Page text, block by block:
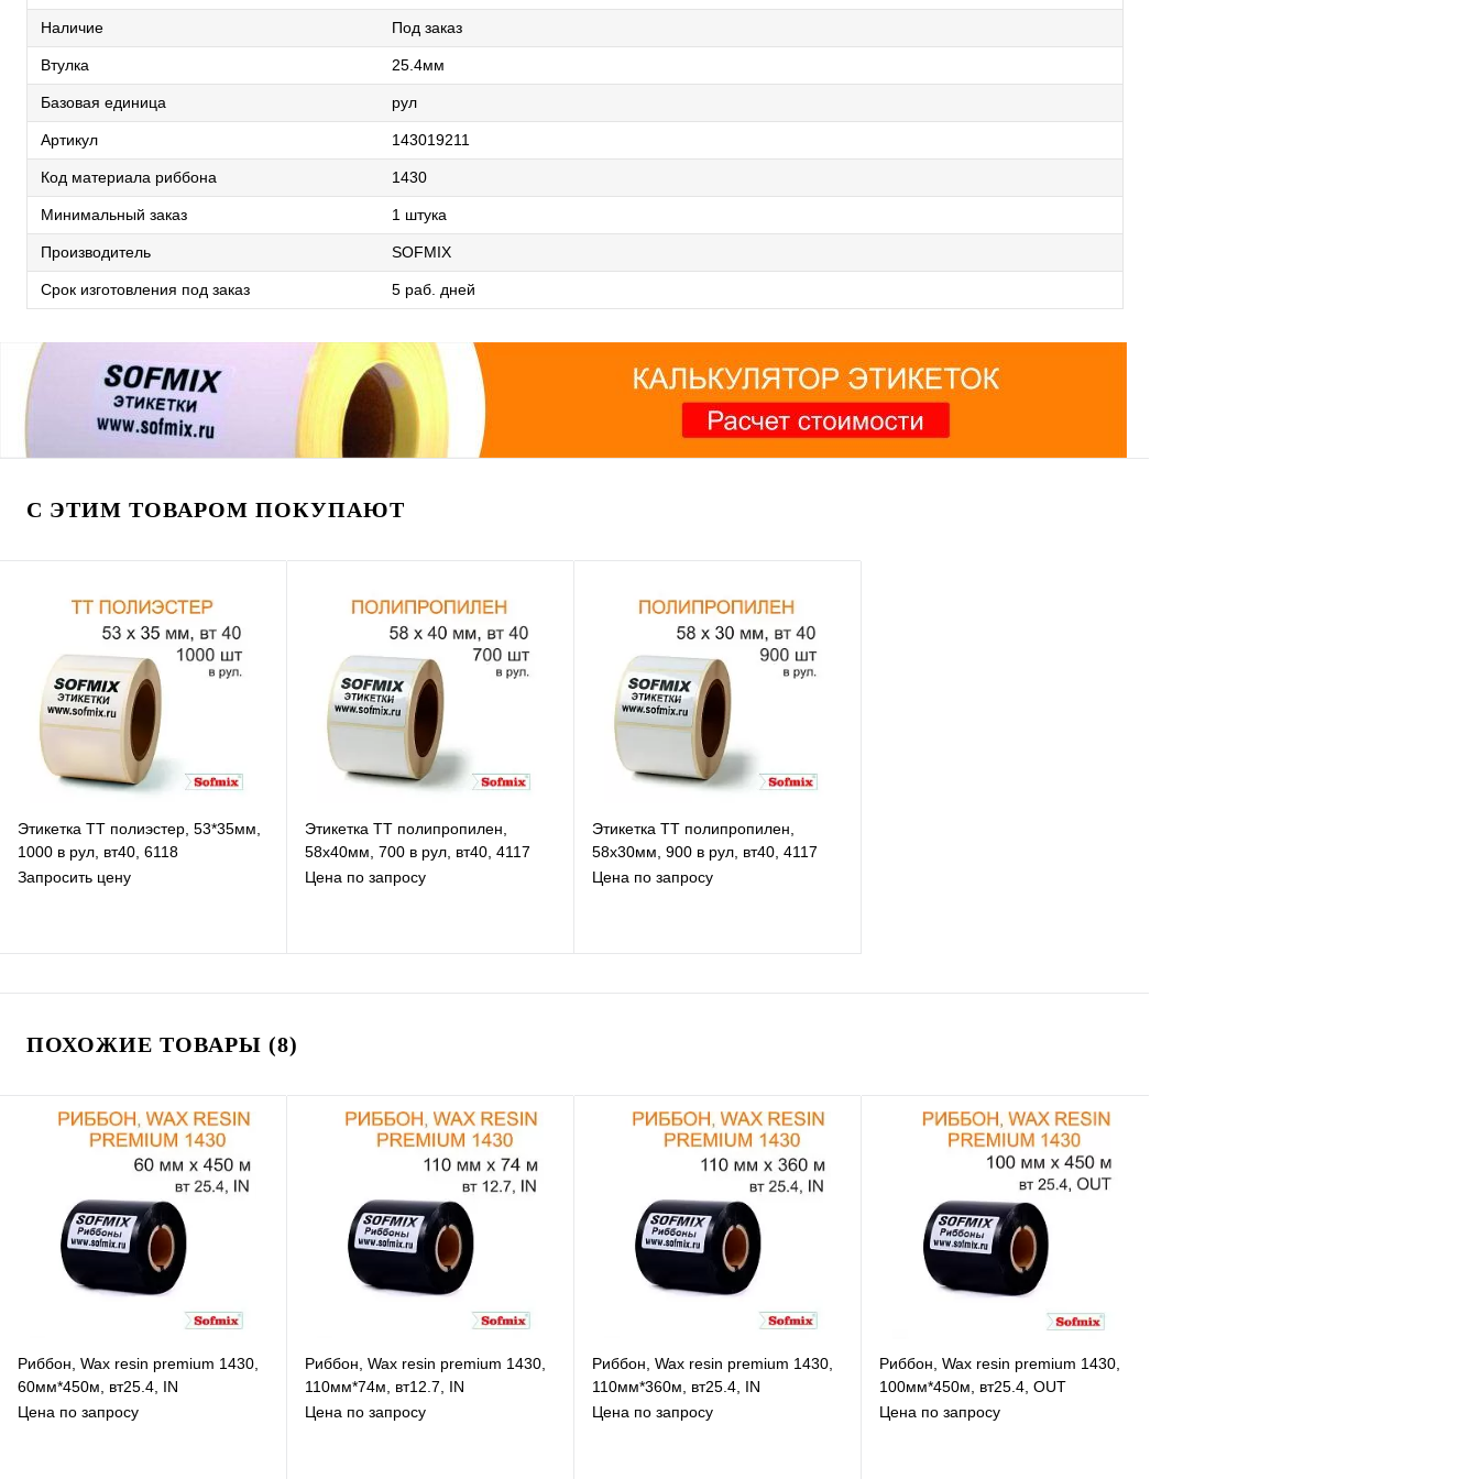
Наличие Под заказ
Втулка 25.4мм
Базовая единица рул
Артикул 143019211
Код материала риббона 1430
Минимальный заказ 1 штука
Производитель SOFMIX
Срок изготовления под заказ 5 раб. дней
С ЭТИМ ТОВАРОМ ПОКУПАЮТ
Этикетка ТТ полиэстер, 53*35мм,
1000 в рул, вт40, 6118
Запросить цену
В избранное
Под заказ
Этикетка ТТ полипропилен,
58х40мм, 700 в рул, вт40, 4117
Цена по запросу
В избранное
Этикетка ТТ полипропилен,
58х30мм, 900 в рул, вт40, 4117
Цена по запросу
В избранное
ПОХОЖИЕ ТОВАРЫ (8)
Риббон, Wax resin premium 1430,
60мм*450м, вт25.4, IN
Цена по запросу
Риббон, Wax resin premium 1430,
110мм*74м, вт12.7, IN
Цена по запросу
Риббон, Wax resin premium 1430,
110мм*360м, вт25.4, IN
Цена по запросу
Риббон, Wax resin premium 1430,
100мм*450м, вт25.4, OUT
Цена по запросу